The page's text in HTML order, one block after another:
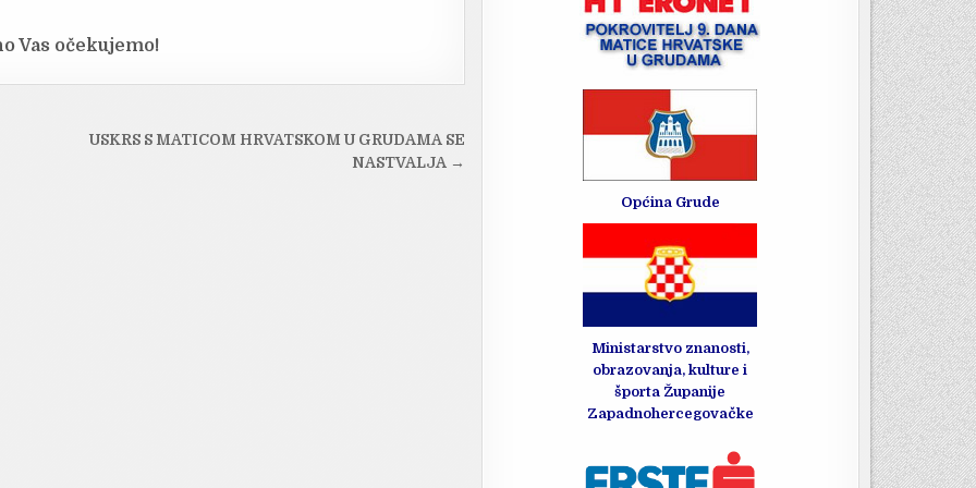
Vas očekujemo!
USKRS S MATICOM HRVATSKOM U GRUDAMA SE
NASTVALJA →
Općina Grude
Ministarstvo znanosti,
obrazovanja, kulture i
športa Županije
Zapadnohercegovačke